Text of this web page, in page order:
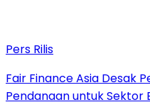
Pers Rilis
Fair Finance Asia Desak
Pendanaan untuk Sektor